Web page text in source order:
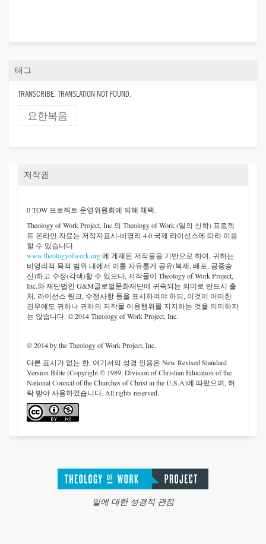
태그
TRANSCRIBE: TRANSLATION NOT FOUND.
요한복음
저작권
0 TOW 프로젝트 운영위원회에 의해 채택.
Theology of Work Project, Inc.의 Theology of Work (일의 신학) 프로젝
트 온라인 자료는 저작자표시-비영리 4.0 국제 라이선스에 따라 이용
할 수 있습니다.
www.theologyofwork.org에 게재된 저작물을 기반으로 하여, 귀하는
비영리적 목적 범위 내에서 이를 자유롭게 공유(복제, 배포, 공중송
신)하고 수정(각색)할 수 있으나, 저작물이 Theology of Work Project,
Inc.와 재단법인 G&M글로벌문화재단에 귀속되는 의미로 반드시 출
처, 라이선스 링크, 수정사항 등을 표시하여야 하되, 이것이 어떠한
경우에도 귀하나 귀하의 저작물 이용행위를 지지하는 것을 의미하지
는 않습니다. © 2014 Theology of Work Project, Inc.
© 2014 by the Theology of Work Project, Inc.
다른 표시가 없는 한, 여기서의 성경 인용은 New Revised Standard
Version Bible (Copyright © 1989, Division of Christian Education of the
National Council of the Churches of Christ in the U.S.A)에 따랐으며, 허
락 받아 사용하였습니다. All rights reserved.
일에 대한 성경적 관점